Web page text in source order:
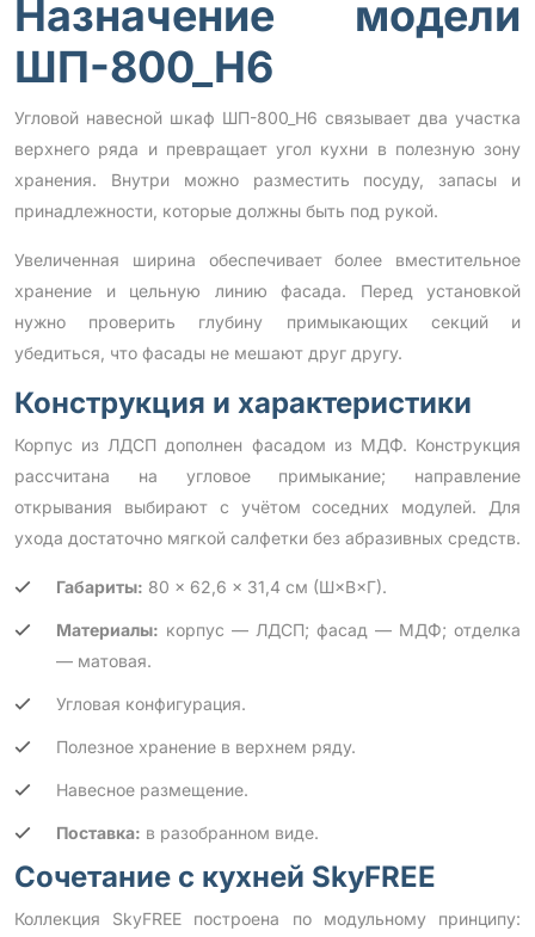
Назначение модели
ШП-800_Н6
Угловой навесной шкаф ШП-800_Н6 связывает два участка
верхнего ряда и превращает угол кухни в полезную зону
хранения. Внутри можно разместить посуду, запасы и
принадлежности, которые должны быть под рукой.
Увеличенная ширина обеспечивает более вместительное
хранение и цельную линию фасада. Перед установкой
нужно проверить глубину примыкающих секций и
убедиться, что фасады не мешают друг другу.
Конструкция и характеристики
Корпус из ЛДСП дополнен фасадом из МДФ. Конструкция
рассчитана на угловое примыкание; направление
открывания выбирают с учётом соседних модулей. Для
ухода достаточно мягкой салфетки без абразивных средств.
Габариты: 80 × 62,6 × 31,4 см (Ш×В×Г).
Материалы: корпус — ЛДСП; фасад — МДФ; отделка
— матовая.
Угловая конфигурация.
Полезное хранение в верхнем ряду.
Навесное размещение.
Поставка: в разобранном виде.
Сочетание с кухней SkyFREE
Коллекция SkyFREE построена по модульному принципу: